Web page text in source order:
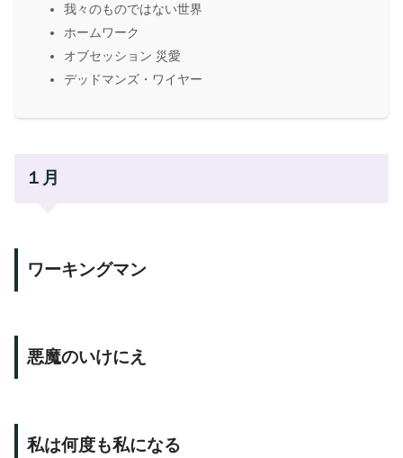
我々のものではない世界
ホームワーク
オブセッション 災愛
デッドマンズ・ワイヤー
１月
ワーキングマン
悪魔のいけにえ
私は何度も私になる